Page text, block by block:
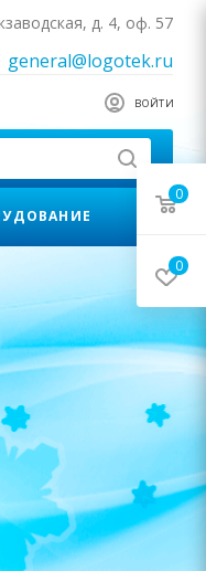
д. 4, оф. 57
general@logotek.ru
ВОЙТИ
0
0